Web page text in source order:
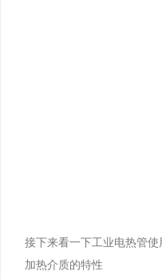
接下来看一下工业电热管使
加热介质的特性